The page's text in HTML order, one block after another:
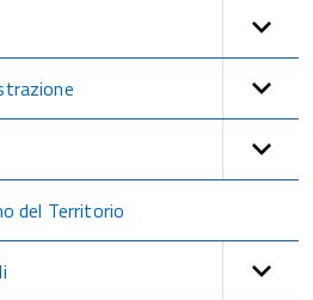
del Territorio